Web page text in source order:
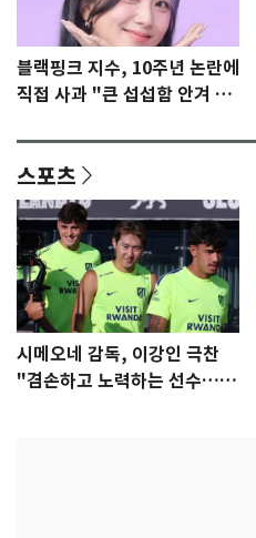
블랙핑크 지수, 10주년 논란에
직접 사과 "큰 섭섭함 안겨 미
스포츠
시메오네 감독, 이강인 극찬
"겸손하고 노력하는 선수…좋